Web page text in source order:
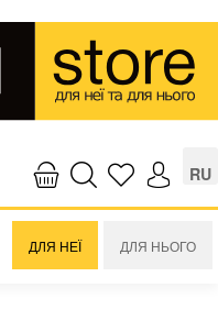
RU
ДЛЯ НЕЇ ДЛЯ НЬОГО